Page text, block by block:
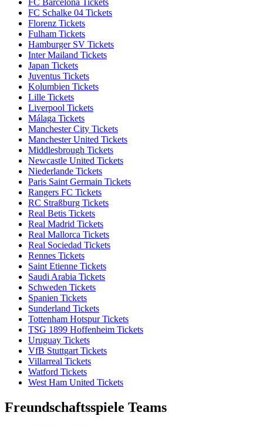
FC Barcelona Tickets
FC Schalke 04 Tickets
Florenz Tickets
Fulham Tickets
Hamburger SV Tickets
Inter Mailand Tickets
Japan Tickets
Juventus Tickets
Kolumbien Tickets
Lille Tickets
Liverpool Tickets
Málaga Tickets
Manchester City Tickets
Manchester United Tickets
Middlesbrough Tickets
Newcastle United Tickets
Niederlande Tickets
Paris Saint Germain Tickets
Rangers FC Tickets
RC Straßburg Tickets
Real Betis Tickets
Real Madrid Tickets
Real Mallorca Tickets
Real Sociedad Tickets
Rennes Tickets
Saint Etienne Tickets
Saudi Arabia Tickets
Schweden Tickets
Spanien Tickets
Sunderland Tickets
Tottenham Hotspur Tickets
TSG 1899 Hoffenheim Tickets
Uruguay Tickets
VfB Stuttgart Tickets
Villarreal Tickets
Watford Tickets
West Ham United Tickets
Freundschaftsspiele Teams